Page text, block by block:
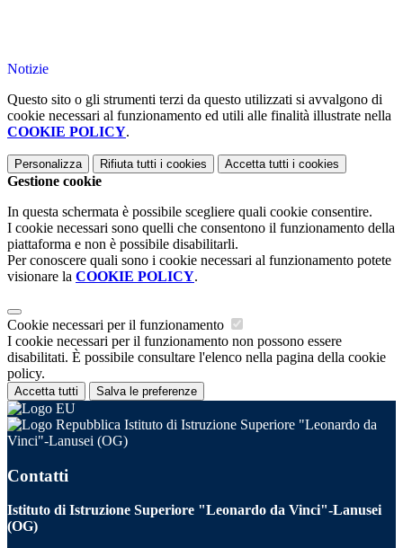
Notizie
Questo sito o gli strumenti terzi da questo utilizzati si avvalgono di
cookie necessari al funzionamento ed utili alle finalità illustrate nella
COOKIE POLICY.
Personalizza Rifiuta tutti i cookies Accetta tutti i cookies
Gestione cookie
In questa schermata è possibile scegliere quali cookie consentire.
I cookie necessari sono quelli che consentono il funzionamento della
piattaforma e non è possibile disabilitarli.
Per conoscere quali sono i cookie necessari al funzionamento potete
visionare la COOKIE POLICY.
Cookie necessari per il funzionamento
I cookie necessari per il funzionamento non possono essere
disabilitati. È possibile consultare l'elenco nella pagina della cookie
policy.
Accetta tutti Salva le preferenze
Istituto di Istruzione Superiore "Leonardo da
Vinci"-Lanusei (OG)
Contatti
Istituto di Istruzione Superiore "Leonardo da Vinci"-Lanusei
(OG)